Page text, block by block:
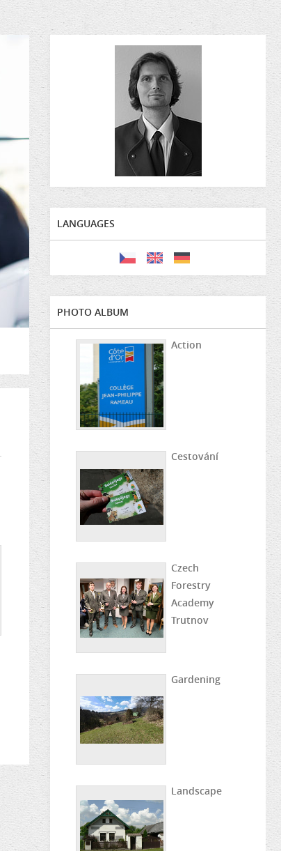
LANGUAGES
PHOTO ALBUM
Action
Cestování
Czech
Forestry
Academy
Trutnov
Gardening
Landscape